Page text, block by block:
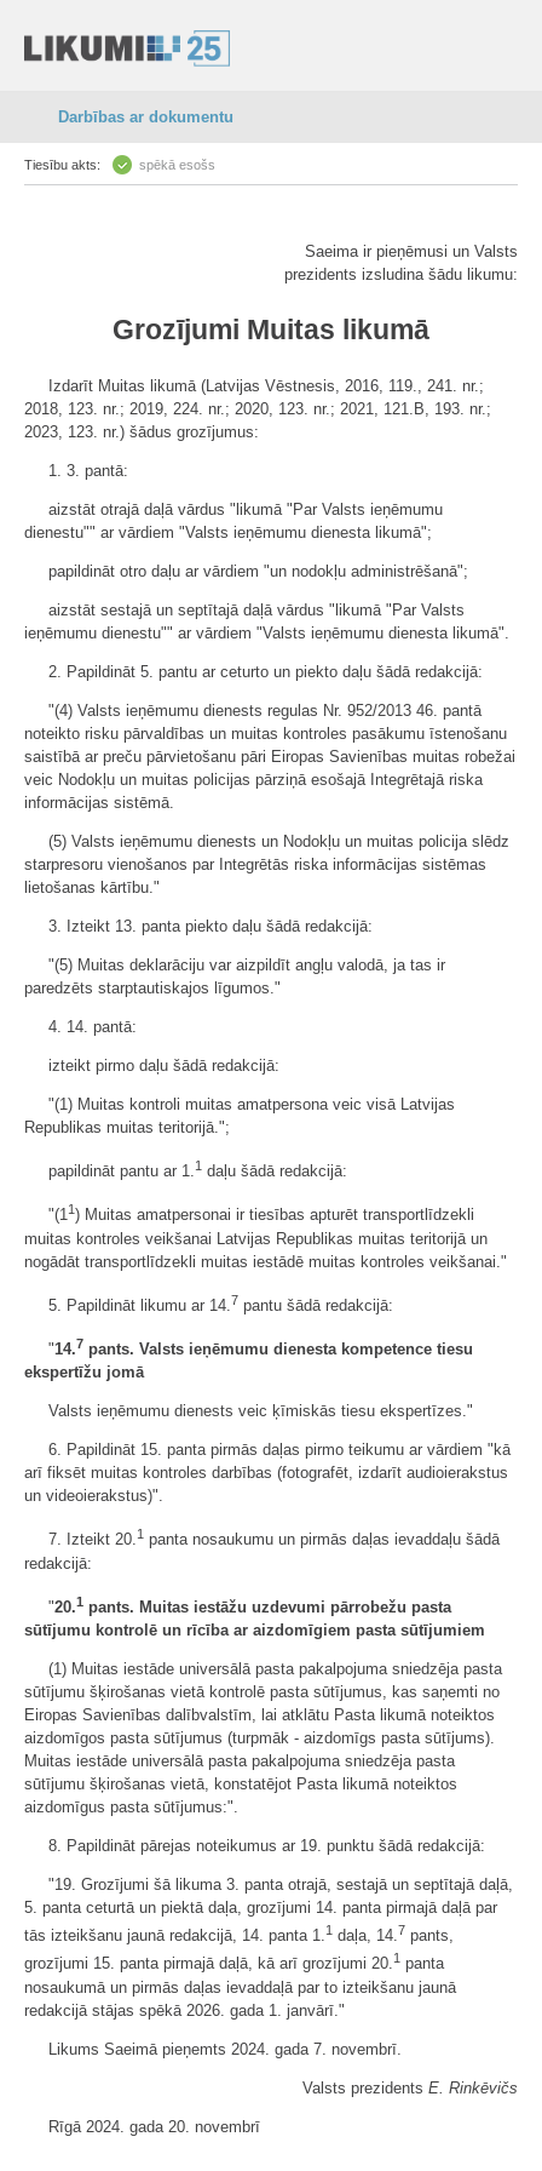
Darbības ar dokumentu
Tiesību akts: spēkā esošs
Saeima ir pieņēmusi un Valsts
prezidents izsludina šādu likumu:
Grozījumi Muitas likumā
Izdarīt Muitas likumā (Latvijas Vēstnesis, 2016, 119., 241. nr.;
2018, 123. nr.; 2019, 224. nr.; 2020, 123. nr.; 2021, 121.B, 193. nr.;
2023, 123. nr.) šādus grozījumus:
1. 3. pantā:
aizstāt otrajā daļā vārdus "likumā "Par Valsts ieņēmumu
dienestu"" ar vārdiem "Valsts ieņēmumu dienesta likumā";
papildināt otro daļu ar vārdiem "un nodokļu administrēšanā";
aizstāt sestajā un septītajā daļā vārdus "likumā "Par Valsts
ieņēmumu dienestu"" ar vārdiem "Valsts ieņēmumu dienesta likumā".
2. Papildināt 5. pantu ar ceturto un piekto daļu šādā redakcijā:
"(4) Valsts ieņēmumu dienests regulas Nr. 952/2013 46. pantā
noteikto risku pārvaldības un muitas kontroles pasākumu īstenošanu
saistībā ar preču pārvietošanu pāri Eiropas Savienības muitas robežai
veic Nodokļu un muitas policijas pārziņā esošajā Integrētajā riska
informācijas sistēmā.
(5) Valsts ieņēmumu dienests un Nodokļu un muitas policija slēdz
starpresoru vienošanos par Integrētās riska informācijas sistēmas
lietošanas kārtību."
3. Izteikt 13. panta piekto daļu šādā redakcijā:
"(5) Muitas deklarāciju var aizpildīt angļu valodā, ja tas ir
paredzēts starptautiskajos līgumos."
4. 14. pantā:
izteikt pirmo daļu šādā redakcijā:
"(1) Muitas kontroli muitas amatpersona veic visā Latvijas
Republikas muitas teritorijā.";
papildināt pantu ar 1.1 daļu šādā redakcijā:
"(11 ) Muitas amatpersonai ir tiesības apturēt transportlīdzekli
muitas kontroles veikšanai Latvijas Republikas muitas teritorijā un
nogādāt transportlīdzekli muitas iestādē muitas kontroles veikšanai."
5. Papildināt likumu ar 14. 7 pantu šādā redakcijā:
"14.7 pants. Valsts ieņēmumu dienesta kompetence tiesu
ekspertīžu jomā
Valsts ieņēmumu dienests veic ķīmiskās tiesu ekspertīzes."
6. Papildināt 15. panta pirmās daļas pirmo teikumu ar vārdiem "kā
arī fiksēt muitas kontroles darbības (fotografēt, izdarīt audioierakstus
un videoierakstus)".
7. Izteikt 20.1 panta nosaukumu un pirmās daļas ievaddaļu šādā
redakcijā:
"20.1 pants. Muitas iestāžu uzdevumi pārrobežu pasta
sūtījumu kontrolē un rīcība ar aizdomīgiem pasta sūtījumiem
(1) Muitas iestāde universālā pasta pakalpojuma sniedzēja pasta
sūtījumu šķirošanas vietā kontrolē pasta sūtījumus, kas saņemti no
Eiropas Savienības dalībvalstīm, lai atklātu Pasta likumā noteiktos
aizdomīgos pasta sūtījumus (turpmāk - aizdomīgs pasta sūtījums).
Muitas iestāde universālā pasta pakalpojuma sniedzēja pasta
sūtījumu šķirošanas vietā, konstatējot Pasta likumā noteiktos
aizdomīgus pasta sūtījumus:".
8. Papildināt pārejas noteikumus ar 19. punktu šādā redakcijā:
"19. Grozījumi šā likuma 3. panta otrajā, sestajā un septītajā daļā,
5. panta ceturtā un piektā daļa, grozījumi 14. panta pirmajā daļā par
tās izteikšanu jaunā redakcijā, 14. panta 1.1 daļa, 14.7 pants,
grozījumi 15. panta pirmajā daļā, kā arī grozījumi 20.1 panta
nosaukumā un pirmās daļas ievaddaļā par to izteikšanu jaunā
redakcijā stājas spēkā 2026. gada 1. janvārī."
Likums Saeimā pieņemts 2024. gada 7. novembrī.
Valsts prezidents E. Rinkēvičs
Rīgā 2024. gada 20. novembrī